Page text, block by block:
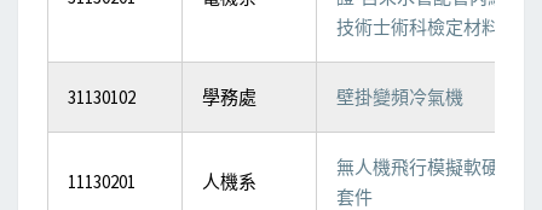
技術士術科檢定材料
31130102 學務處 壁掛變頻冷氣機
11130201 人機系
無人機飛行模擬軟硬體
套件